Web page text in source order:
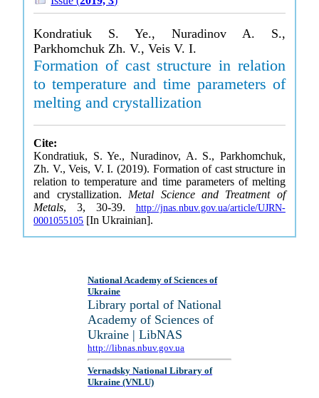
Kondratiuk S. Ye., Nuradinov A. S.,
Parkhomchuk Zh. V., Veis V. I.
Formation of cast structure in relation
to temperature and time parameters of
melting and crystallization
Cite:
Kondratiuk, S. Ye., Nuradinov, A. S., Parkhomchuk,
Zh. V., Veis, V. I. (2019). Formation of cast structure in
relation to temperature and time parameters of melting
and crystallization. Metal Science and Treatment of
Metals, 3, 30-39. http://jnas.nbuv.gov.ua/article/UJRN-
0001055105 [In Ukrainian].
National Academy of Sciences of
Ukraine
Library portal of National
Academy of Sciences of
Ukraine | LibNAS
http://libnas.nbuv.gov.ua
Vernadsky National Library of
Ukraine (VNLU)